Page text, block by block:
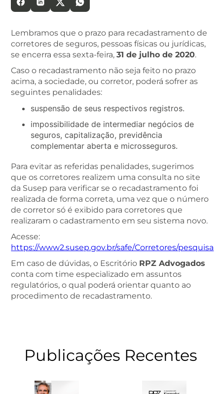
Lembramos que o prazo para recadastramento de
corretores de seguros, pessoas físicas ou jurídicas,
se encerra essa sexta-feira,31 de julho de 2020.
Caso o recadastramento não seja feito no prazo
acima, a sociedade, ou corretor, poderá sofrer as
seguintes penalidades:
suspensão de seus respectivos registros.
impossibilidade de intermediar negócios de
seguros, capitalização, previdência
complementar aberta e microsseguros.
Para evitar as referidas penalidades, sugerimos
que os corretores realizem uma consulta no site
da Susep para verificar se o recadastramento foi
realizada de forma correta, uma vez que o número
de corretor só é exibido para corretores que
realizaram o cadastramento em seu sistema novo.
Acesse:
https://www2.susep.gov.br/safe/Corretores/pesquisa
Em caso de dúvidas, o Escritório RPZ Advogados
conta com time especializado em assuntos
regulatórios, o qual poderá orientar quanto ao
procedimento de recadastramento.
Publicações Recentes